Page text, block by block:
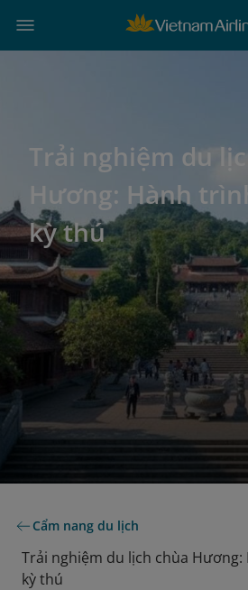
Trải nghiệm du
Hương: Hành
kỳ thú
Cẩm nang du lịch
Trải nghiệm du lịch chùa
kỳ thú